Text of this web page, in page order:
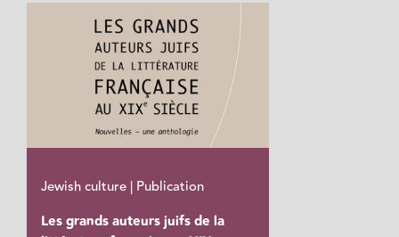
Jewish culture | Publication
Les grands auteurs juifs de la